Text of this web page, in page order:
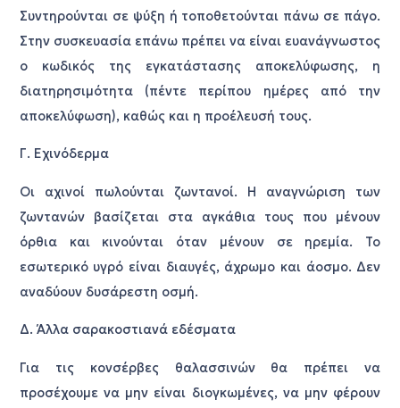
Συντηρούνται σε ψύξη ή τοποθετούνται πάνω σε πάγο.
Στην συσκευασία επάνω πρέπει να είναι ευανάγνωστος
ο κωδικός της εγκατάστασης αποκελύφωσης, η
διατηρησιμότητα (πέντε περίπου ημέρες από την
αποκελύφωση), καθώς και η προέλευσή τους.
Γ. Εχινόδερμα
Οι αχινοί πωλούνται ζωντανοί. Η αναγνώριση των
ζωντανών βασίζεται στα αγκάθια τους που μένουν
όρθια και κινούνται όταν μένουν σε ηρεμία. Το
εσωτερικό υγρό είναι διαυγές, άχρωμο και άοσμο. Δεν
αναδύουν δυσάρεστη οσμή.
Δ. Άλλα σαρακοστιανά εδέσματα
Για τις κονσέρβες θαλασσινών θα πρέπει να
προσέχουμε να μην είναι διογκωμένες, να μην φέρουν